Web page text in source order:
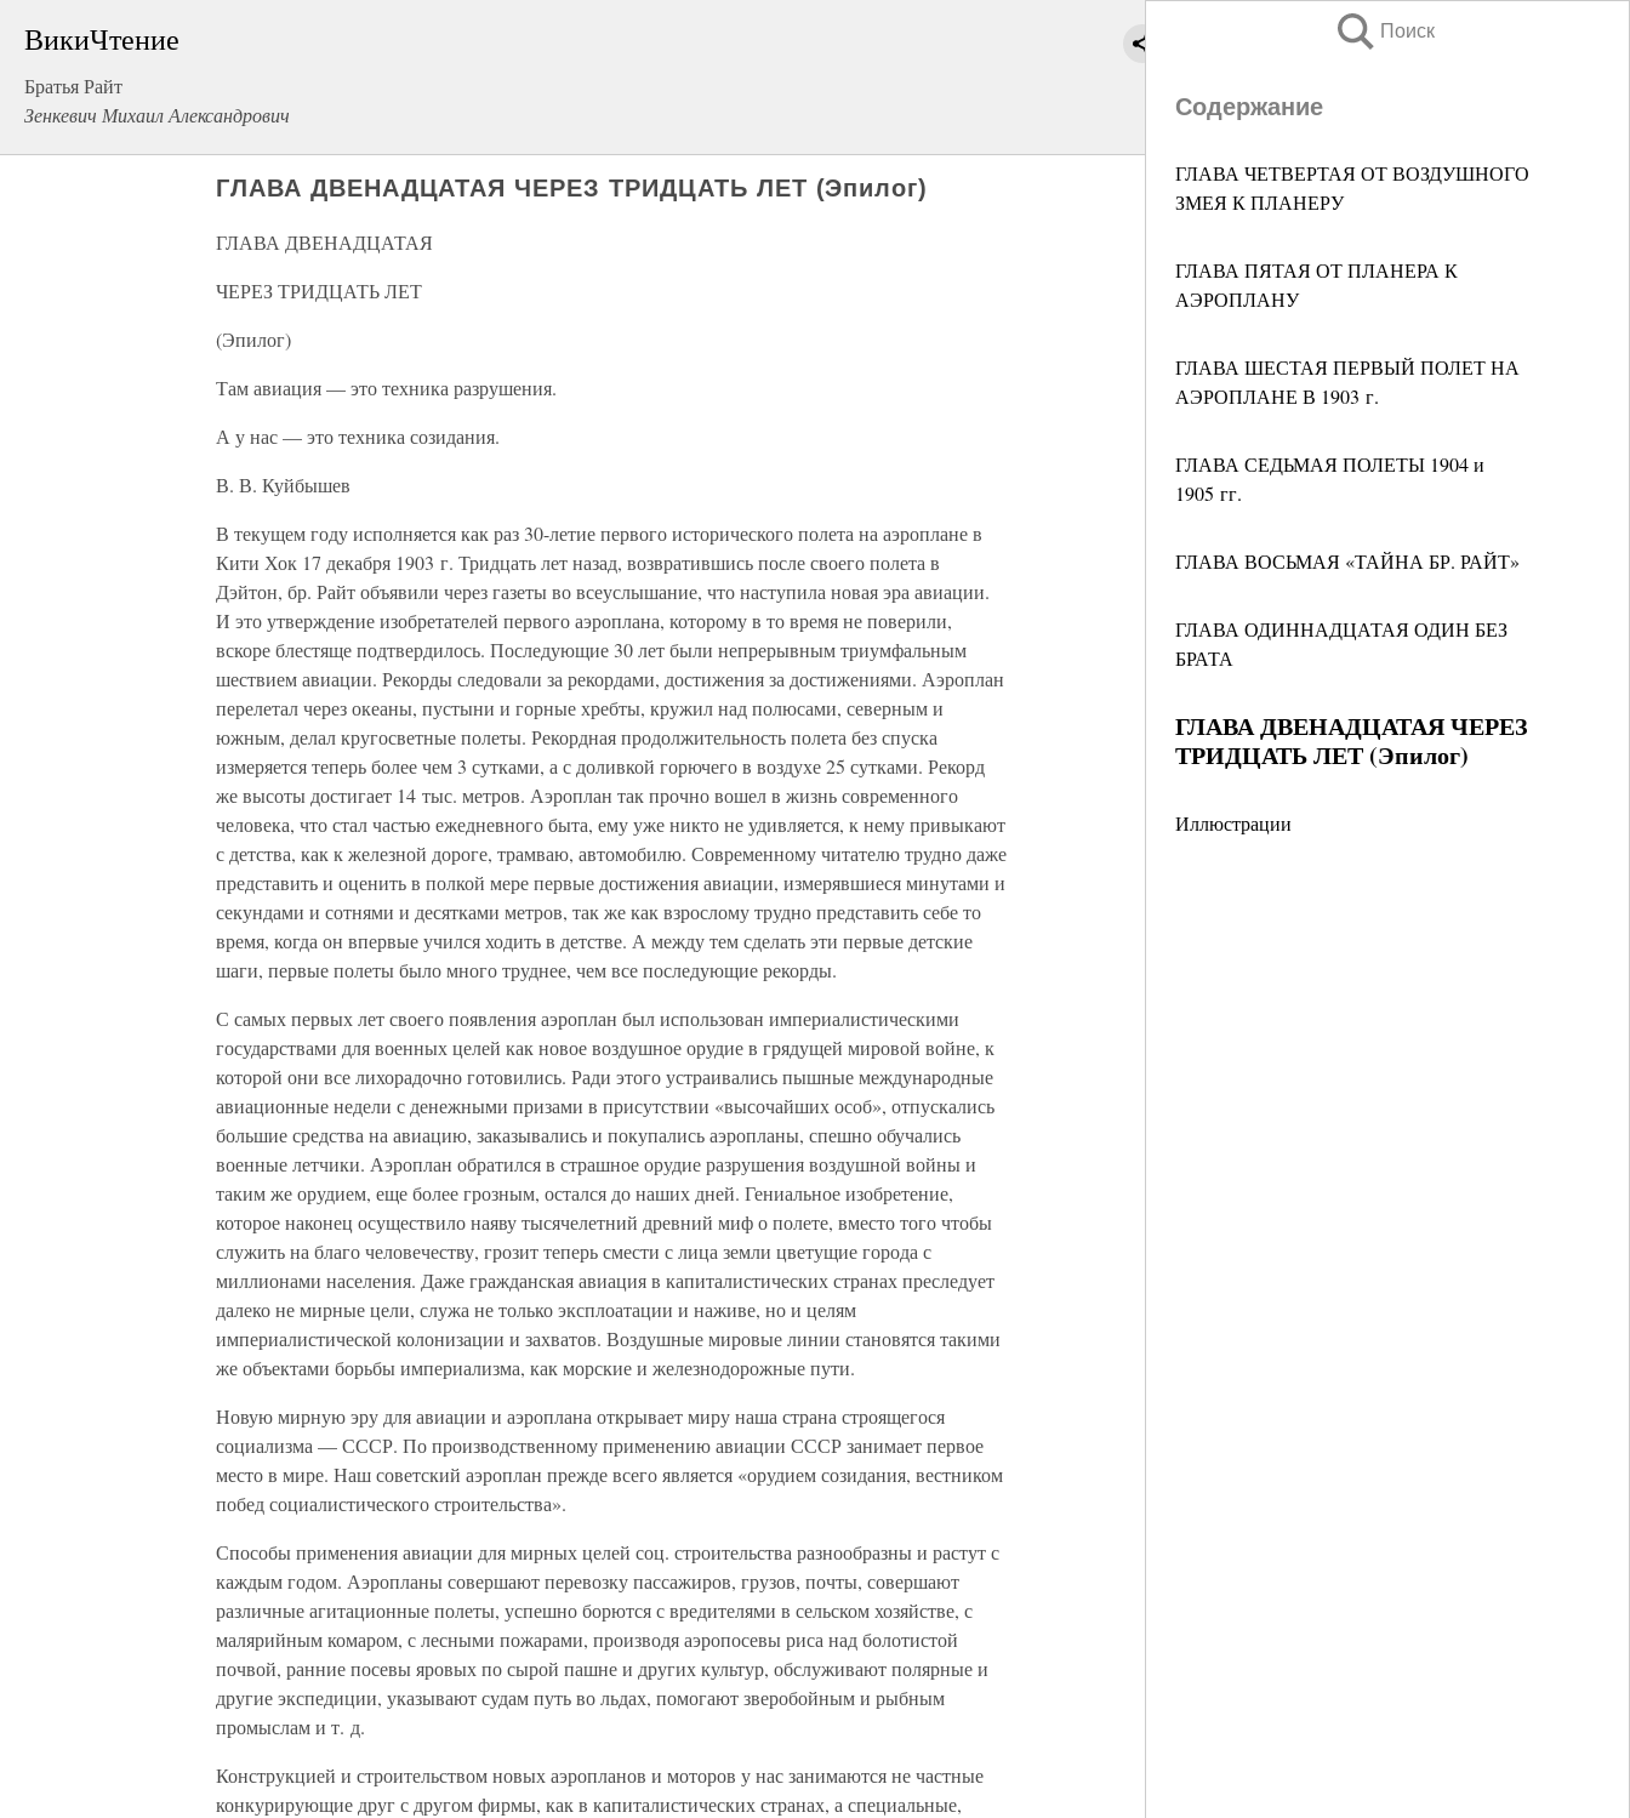
ВикиЧтение
Братья Райт
Зенкевич Михаил Александрович
Поиск
Содержание
ГЛАВА ЧЕТВЕРТАЯ ОТ ВОЗДУШНОГО
ЗМЕЯ К ПЛАНЕРУ
ГЛАВА ПЯТАЯ ОТ ПЛАНЕРА К
АЭРОПЛАНУ
ГЛАВА ШЕСТАЯ ПЕРВЫЙ ПОЛЕТ НА
АЭРОПЛАНЕ В 1903 г.
ГЛАВА СЕДЬМАЯ ПОЛЕТЫ 1904 и
1905 гг.
ГЛАВА ВОСЬМАЯ «ТАЙНА БР. РАЙТ»
ГЛАВА ОДИННАДЦАТАЯ ОДИН БЕЗ
БРАТА
ГЛАВА ДВЕНАДЦАТАЯ ЧЕРЕЗ
ТРИДЦАТЬ ЛЕТ (Эпилог)
Иллюстрации
ГЛАВА ДВЕНАДЦАТАЯ ЧЕРЕЗ ТРИДЦАТЬ ЛЕТ (Эпилог)
ГЛАВА ДВЕНАДЦАТАЯ
ЧЕРЕЗ ТРИДЦАТЬ ЛЕТ
(Эпилог)
Там авиация — это техника разрушения.
А у нас — это техника созидания.
В. В. Куйбышев
В текущем году исполняется как раз 30-летие первого исторического полета на аэроплане в
Кити Хок 17 декабря 1903 г. Тридцать лет назад, возвратившись после своего полета в
Дэйтон, бр. Райт объявили через газеты во всеуслышание, что наступила новая эра авиации.
И это утверждение изобретателей первого аэроплана, которому в то время не поверили,
вскоре блестяще подтвердилось. Последующие 30 лет были непрерывным триумфальным
шествием авиации. Рекорды следовали за рекордами, достижения за достижениями. Аэроплан
перелетал через океаны, пустыни и горные хребты, кружил над полюсами, северным и
южным, делал кругосветные полеты. Рекордная продолжительность полета без спуска
измеряется теперь более чем 3 сутками, а с доливкой горючего в воздухе 25 сутками. Рекорд
же высоты достигает 14 тыс. метров. Аэроплан так прочно вошел в жизнь современного
человека, что стал частью ежедневного быта, ему уже никто не удивляется, к нему привыкают
с детства, как к железной дороге, трамваю, автомобилю. Современному читателю трудно даже
представить и оценить в полкой мере первые достижения авиации, измерявшиеся минутами и
секундами и сотнями и десятками метров, так же как взрослому трудно представить себе то
время, когда он впервые учился ходить в детстве. А между тем сделать эти первые детские
шаги, первые полеты было много труднее, чем все последующие рекорды.
С самых первых лет своего появления аэроплан был использован империалистическими
государствами для военных целей как новое воздушное орудие в грядущей мировой войне, к
которой они все лихорадочно готовились. Ради этого устраивались пышные международные
авиационные недели с денежными призами в присутствии «высочайших особ», отпускались
большие средства на авиацию, заказывались и покупались аэропланы, спешно обучались
военные летчики. Аэроплан обратился в страшное орудие разрушения воздушной войны и
таким же орудием, еще более грозным, остался до наших дней. Гениальное изобретение,
которое наконец осуществило наяву тысячелетний древний миф о полете, вместо того чтобы
служить на благо человечеству, грозит теперь смести с лица земли цветущие города с
миллионами населения. Даже гражданская авиация в капиталистических странах преследует
далеко не мирные цели, служа не только эксплоатации и наживе, но и целям
империалистической колонизации и захватов. Воздушные мировые линии становятся такими
же объектами борьбы империализма, как морские и железнодорожные пути.
Новую мирную эру для авиации и аэроплана открывает миру наша страна строящегося
социализма — СССР. По производственному применению авиации СССР занимает первое
место в мире. Наш советский аэроплан прежде всего является «орудием созидания, вестником
побед социалистического строительства».
Способы применения авиации для мирных целей соц. строительства разнообразны и растут с
каждым годом. Аэропланы совершают перевозку пассажиров, грузов, почты, совершают
различные агитационные полеты, успешно борются с вредителями в сельском хозяйстве, с
малярийным комаром, с лесными пожарами, производя аэропосевы риса над болотистой
почвой, ранние посевы яровых по сырой пашне и других культур, обслуживают полярные и
другие экспедиции, указывают судам путь во льдах, помогают зверобойным и рыбным
промыслам и т. д.
Конструкцией и строительством новых аэропланов и моторов у нас занимаются не частные
конкурирующие друг с другом фирмы, как в капиталистических странах, а специальные,